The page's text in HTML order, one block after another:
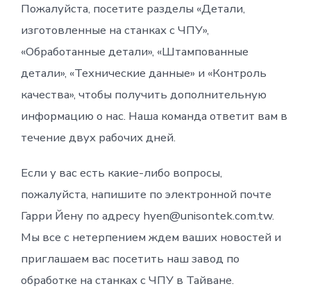
Пожалуйста, посетите разделы «Детали,
изготовленные на станках с ЧПУ»,
«Обработанные детали», «Штампованные
детали», «Технические данные» и «Контроль
качества», чтобы получить дополнительную
информацию о нас. Наша команда ответит вам в
течение двух рабочих дней.
Если у вас есть какие-либо вопросы,
пожалуйста, напишите по электронной почте
Гарри Йену по адресу hyen@unisontek.com.tw.
Мы все с нетерпением ждем ваших новостей и
приглашаем вас посетить наш завод по
обработке на станках с ЧПУ в Тайване.